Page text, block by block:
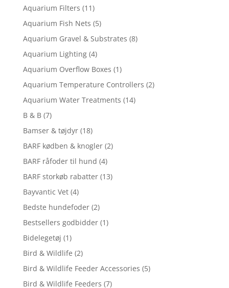
Aquarium Filters (11)
Aquarium Fish Nets (5)
Aquarium Gravel & Substrates (8)
Aquarium Lighting (4)
Aquarium Overflow Boxes (1)
Aquarium Temperature Controllers (2)
Aquarium Water Treatments (14)
B & B (7)
Bamser & tøjdyr (18)
BARF kødben & knogler (2)
BARF råfoder til hund (4)
BARF storkøb rabatter (13)
Bayvantic Vet (4)
Bedste hundefoder (2)
Bestsellers godbidder (1)
Bidelegetøj (1)
Bird & Wildlife (2)
Bird & Wildlife Feeder Accessories (5)
Bird & Wildlife Feeders (7)